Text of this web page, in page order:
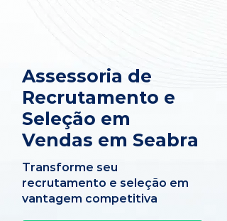
Assessoria de
Recrutamento e
Seleção em
Vendas em Seabra
Transforme seu
recrutamento e seleção em
vantagem competitiva